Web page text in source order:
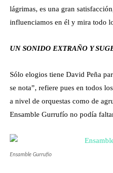
lágrimas, es una gran
influenciamos en él y mira todo
UN SONIDO EXTRAÑO Y
Sólo elogios tiene David Peña
se nota”, refiere pues en todos
a nivel de orquestas como de
Ensamble Gurrufío no podía
Ensamble Gurrufío